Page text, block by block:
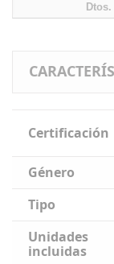
Certificación
Género
Tipo
Unidades
incluidas